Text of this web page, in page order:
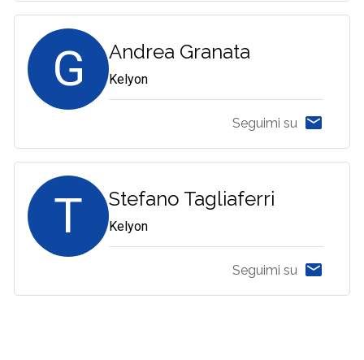
G Andrea Granata
Kelyon
Seguimi su
T Stefano Tagliaferri
Kelyon
Seguimi su